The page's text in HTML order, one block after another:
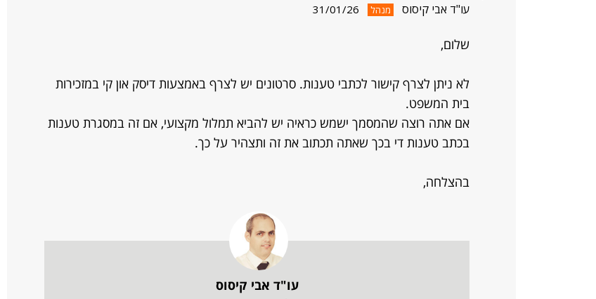
עו"ד אבי קיסוס מנהל 31/01/26
שלום,
לא ניתן לצרף קישור לכתבי טענות. סרטונים יש לצרף באמצעות דיסק און קי במזכירות
בית המשפט.
אם אתה רוצה שהמסמך ישמש כראיה יש להביא תמלול מקצועי, אם זה במסגרת טענות
בכתב טענות די בכך שאתה תכתוב את זה ותצהיר על כך.
בהצלחה,
עו"ד אבי קיסוס